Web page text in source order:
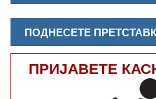
ПОДНЕСЕТЕ
ПРИЈАВЕТЕ